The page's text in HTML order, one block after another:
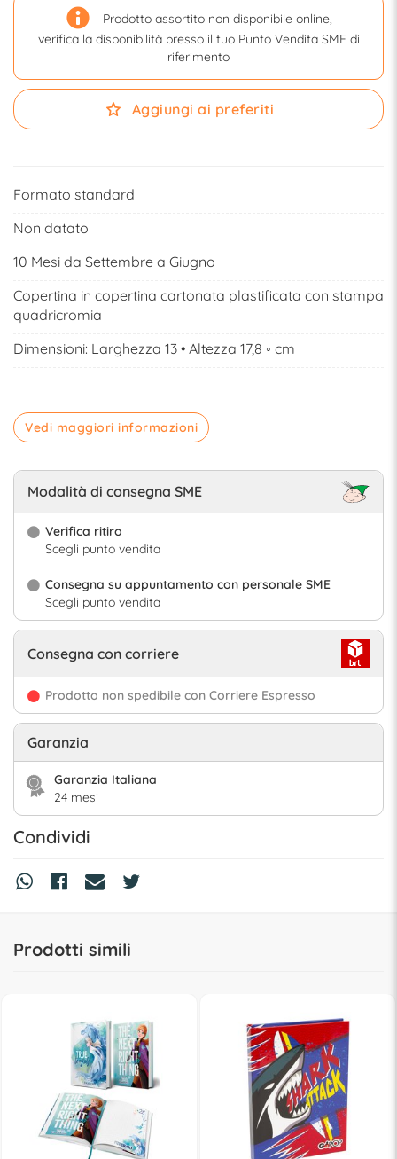
Prodotto assortito non disponibile online,
verifica la disponibilità presso il tuo Punto Vendita SME di
riferimento
Aggiungi ai preferiti
Formato standard
Non datato
10 Mesi da Settembre a Giugno
Copertina in copertina cartonata plastificata con stampa
quadricromia
Dimensioni: Larghezza 13 • Altezza 17,8 ◦ cm
Vedi maggiori informazioni
Modalità di consegna SME
Verifica ritiro
Scegli punto vendita
Consegna su appuntamento con personale SME
Scegli punto vendita
Consegna con corriere
Prodotto non spedibile con Corriere Espresso
Garanzia
Garanzia Italiana
24 mesi
Condividi
Prodotti simili